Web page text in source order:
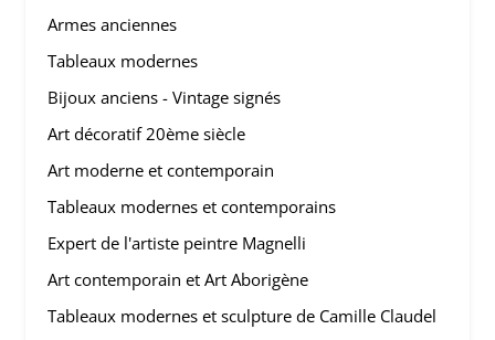
Armes anciennes
Tableaux modernes
Bijoux anciens - Vintage signés
Art décoratif 20ème siècle
Art moderne et contemporain
Tableaux modernes et contemporains
Expert de l'artiste peintre Magnelli
Art contemporain et Art Aborigène
Tableaux modernes et sculpture de Camille Claudel